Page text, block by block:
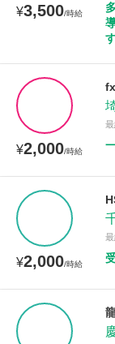
¥3,500/時給
¥2,000/時給
¥2,000/時給